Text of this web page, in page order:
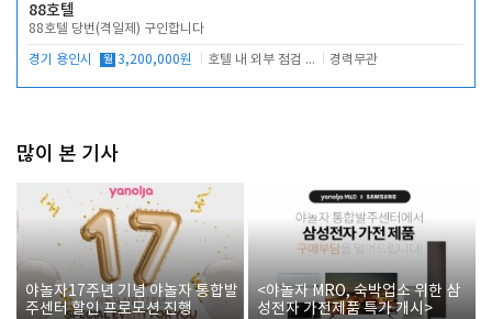
88호텔
88호텔 당번(격일제) 구인합니다
경기 용인시 월 3,200,000원 호텔 내 외부 점검 및 프런트 운영 경력무관
많이 본 기사
야놀자17주년 기념 야놀자 통합발
주센터 할인 프로모션 진행
<야놀자 MRO, 숙박업소 위한 삼
성전자 가전제품 특가 개시>